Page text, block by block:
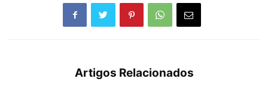
Artigos Relacionados